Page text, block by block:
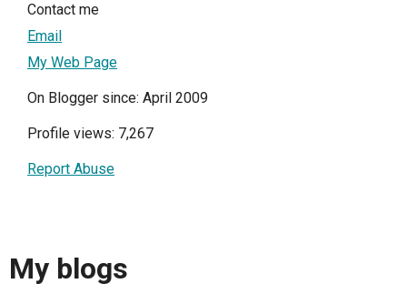
Contact me
Email
My Web Page
On Blogger since: April 2009
Profile views: 7,267
Report Abuse
My blogs